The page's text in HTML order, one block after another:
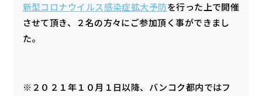
新型コロナウイルス感染症拡大予防を行った上で開催
させて頂き、２名の方々にご参加頂く事ができまし
た。
※２０２１年１０月１日以降、バンコク都内ではフ